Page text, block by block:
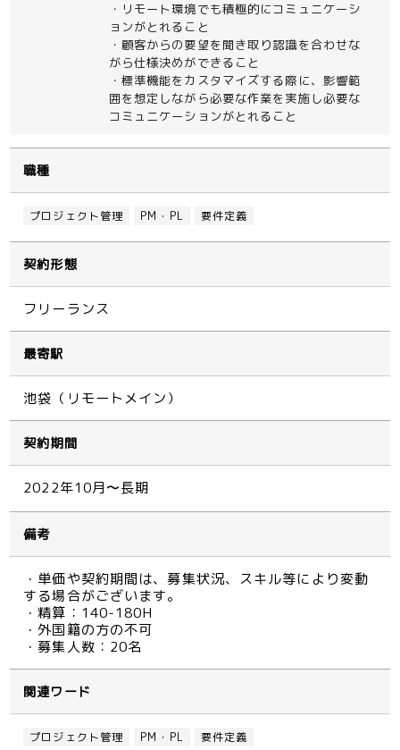
・リモート環境でも積極的にコミュニケーシ
ョンがとれること
・顧客からの要望を聞き取り認識を合わせな
がら仕様決めができること
・標準機能をカスタマイズする際に、影響範
囲を想定しながら必要な作業を実施し必要な
コミュニケーションがとれること
職種
プロジェクト管理 PM・PL 要件定義
契約形態
フリーランス
最寄駅
池袋（リモートメイン）
契約期間
2022年10月〜長期
備考
・単価や契約期間は、募集状況、スキル等により変動
する場合がございます。
・精算：140-180H
・外国籍の方の不可
・募集人数：20名
関連ワード
プロジェクト管理 PM・PL 要件定義